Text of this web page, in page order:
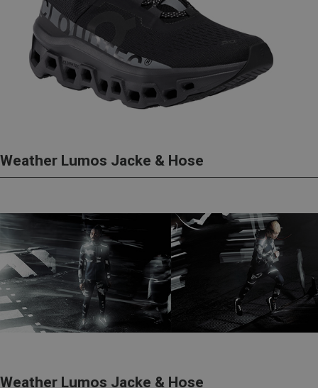
Weather Lumos Jacke & Hose
Weather Lumos Jacke & Hose